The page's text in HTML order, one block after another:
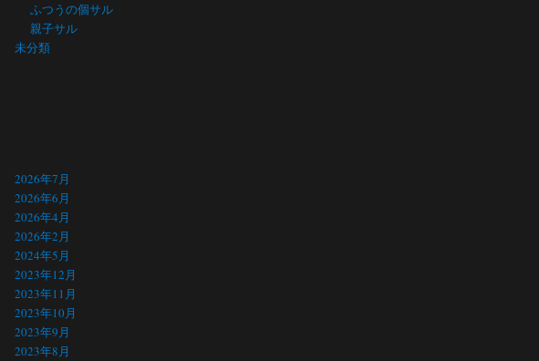
ふつうの個サル
親子サル
未分類
2026年7月
2026年6月
2026年4月
2026年2月
2024年5月
2023年12月
2023年11月
2023年10月
2023年9月
2023年8月